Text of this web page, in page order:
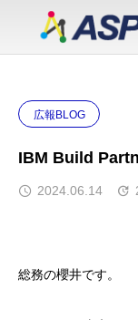
広報BLOG
IBM Build
2024.06.14
総務の櫻井です。